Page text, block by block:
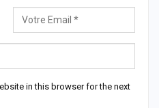
in this browser for the next